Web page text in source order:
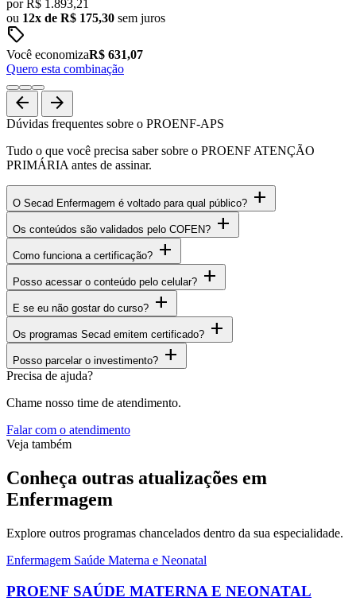
por R$ 1.893,21
ou 12x de R$ 175,30 sem juros
sell
Você economizaR$ 631,07
Quero esta combinação
arrow_back arrow_forward
Dúvidas frequentes sobre o PROENF-APS
Tudo o que você precisa saber sobre o PROENF ATENÇÃO
PRIMÁRIA antes de assinar.
O Secad Enfermagem é voltado para qual público? add
Os conteúdos são validados pelo COFEN? add
Como funciona a certificação? add
Posso acessar o conteúdo pelo celular? add
E se eu não gostar do curso? add
Os programas Secad emitem certificado? add
Posso parcelar o investimento? add
Precisa de ajuda?
Chame nosso time de atendimento.
Falar com o atendimento
Veja também
Conheça outras atualizações em
Enfermagem
Explore outros programas chancelados dentro da sua especialidade.
Enfermagem Saúde Materna e Neonatal
PROENF SAÚDE MATERNA E NEONATAL